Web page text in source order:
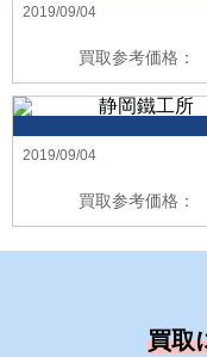
2019/09/04
買取参考価格：
2019/09/04
買取参考価格：
買取